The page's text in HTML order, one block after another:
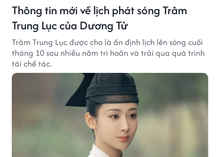
Thông tin mới về lịch phát sóng Trâm
Trung Lục của Dương Tử
Trâm Trung Lục được cho là ấn định lịch lên sóng cuối
tháng 10 sau nhiều năm trì hoãn và trải qua quá trình
tái chế tác.